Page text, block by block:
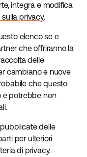
integra e modifica
privacy.
elenco se e
che offriranno la
delle
cambiano e nuove
che questo
e potrebbe non
delle
per ulteriori
di privacy.